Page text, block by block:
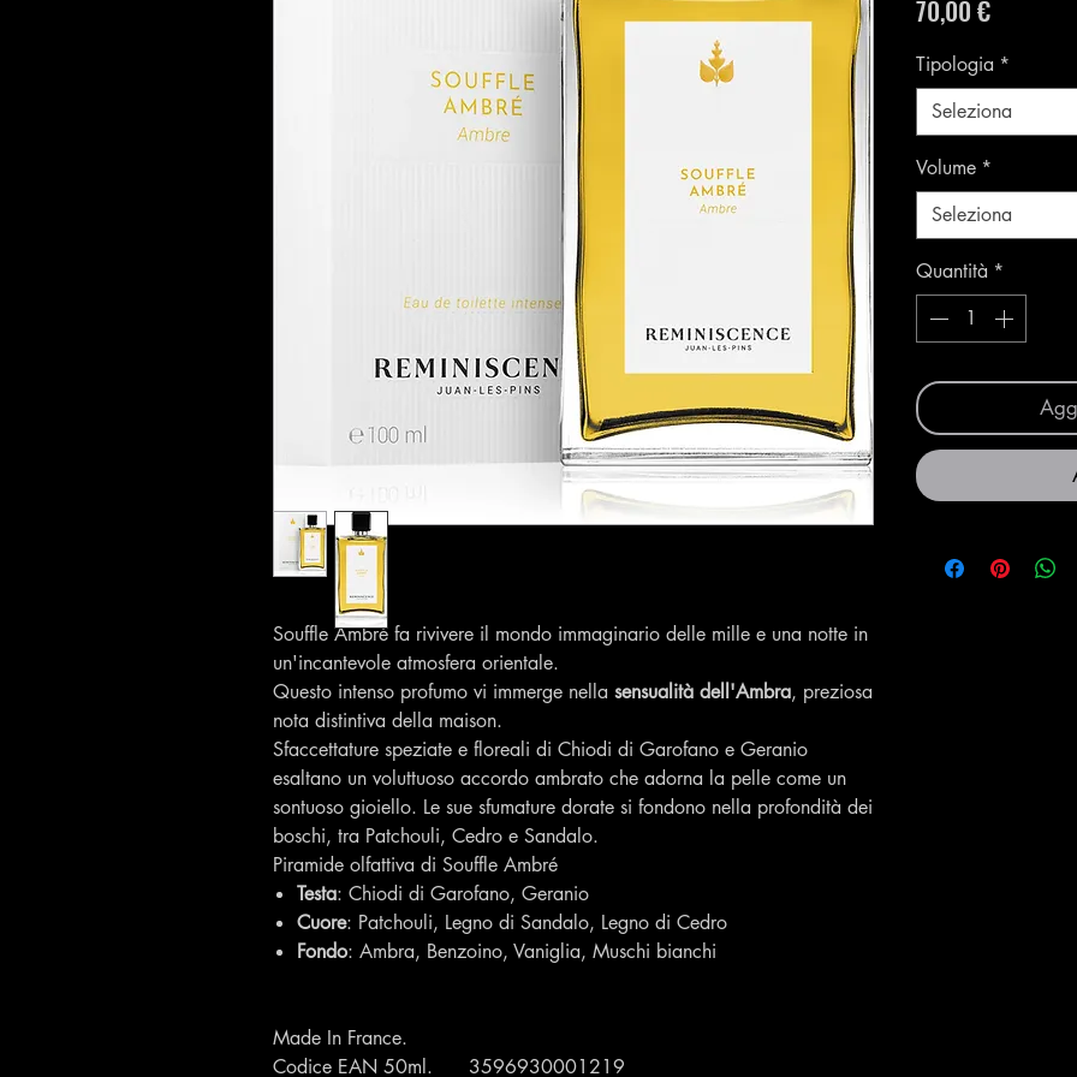
Souffle Ambré fa rivivere il mondo immaginario delle mille e una notte in
un'incantevole atmosfera orientale.
Questo intenso profumo vi immerge nella sensualità dell'Ambra, preziosa
nota distintiva della maison.
Sfaccettature speziate e floreali di Chiodi di Garofano e Geranio
esaltano un voluttuoso accordo ambrato che adorna la pelle come un
sontuoso gioiello. Le sue sfumature dorate si fondono nella profondità dei
boschi, tra Patchouli, Cedro e Sandalo.
Piramide olfattiva di Souffle Ambré
Testa: Chiodi di Garofano, Geranio
Cuore: Patchouli, Legno di Sandalo, Legno di Cedro
Fondo: Ambra, Benzoino, Vaniglia, Muschi bianchi
Made In France.
Codice EAN 50ml. 3596930001219
70,00 €Prezzo
Tipologia *
Seleziona
Volume *
Seleziona
Quantità *